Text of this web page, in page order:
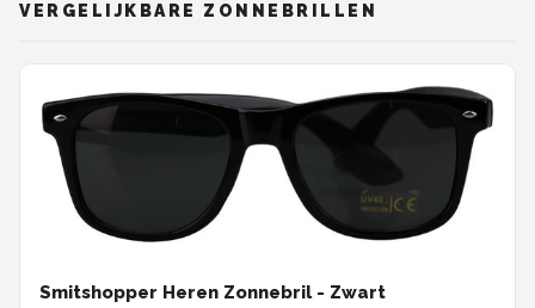
VERGELIJKBARE ZONNEBRILLEN
Smitshopper Heren Zonnebril - Zwart